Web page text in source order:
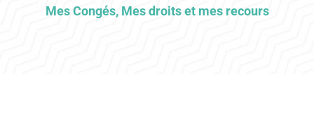
Mes Congés, Mes droits et mes recours